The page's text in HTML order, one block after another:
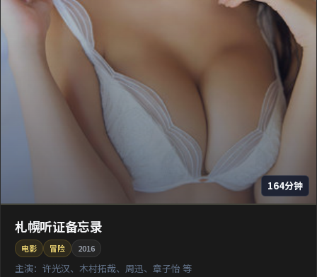
164分钟
札幌听证备忘录
电影 冒险 2016
主演： 许光汉、木村拓哉、周迅、章子怡 等